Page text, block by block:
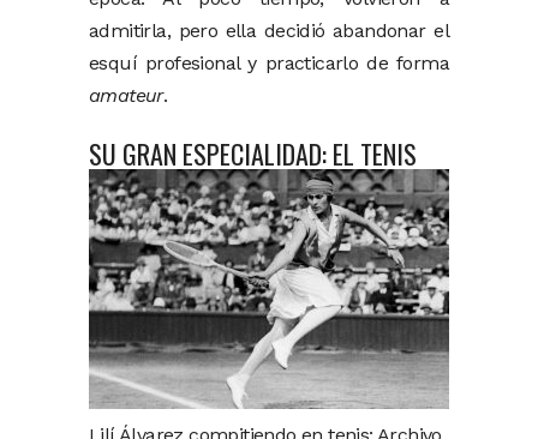
admitirla, pero ella decidió abandonar el
esquí profesional y practicarlo de forma
amateur.
SU GRAN ESPECIALIDAD: EL TENIS